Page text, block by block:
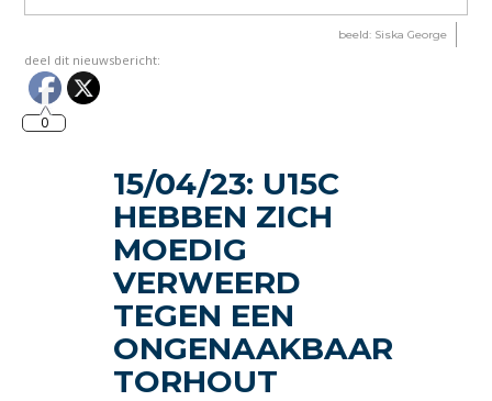
beeld: Siska George
deel dit nieuwsbericht:
0
15/04/23: U15C
HEBBEN ZICH
MOEDIG
VERWEERD
TEGEN EEN
ONGENAAKBAAR
TORHOUT